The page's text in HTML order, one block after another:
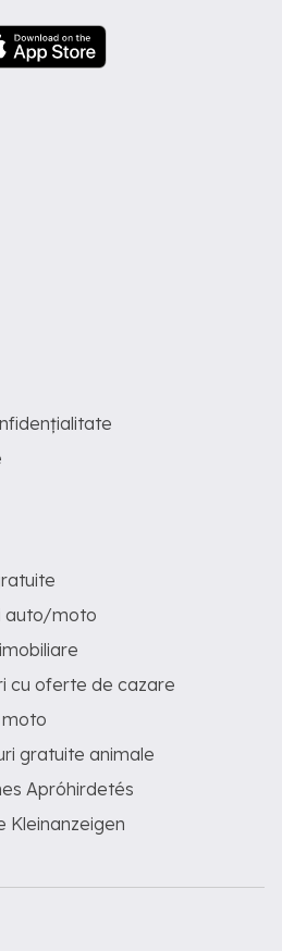
auto/moto
cu oferte de cazare
moto
gratuite animale
Apróhirdetés
Kleinanzeigen